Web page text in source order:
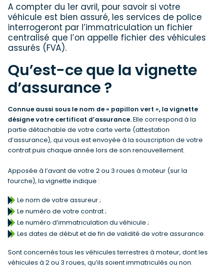
A compter du 1er avril, pour savoir si votre
véhicule est bien assuré, les services de police
interrogeront par l’immatriculation un fichier
centralisé que l’on appelle fichier des véhicules
assurés (FVA).
Qu’est-ce que la vignette
d’assurance ?
Connue aussi sous le nom de « papillon vert », la vignette
désigne votre certificat d’assurance.Elle correspond à la
partie détachable de votre carte verte (attestation
d’assurance), qui vous est envoyée à la souscription de votre
contrat puis chaque année lors de son renouvellement.
Apposée à l’avant de votre 2 ou 3 roues à moteur (sur la
fourche), la vignette indique :
Le nom de votre assureur ;
Le numéro de votre contrat ;
Le numéro d’immatriculation du véhicule ;
Les dates de début et de fin de validité de votre assurance.
Sont concernés tous les véhicules terrestres à moteur, dont les
véhicules à 2 ou 3 roues, qu’ils soient immatriculés ou non.